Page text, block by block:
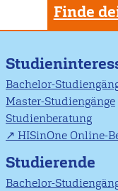
Finde
Bachelor-
Master-Studiengänge
Studienberatung
HISinOne Online-
Studierende
Bachelor-